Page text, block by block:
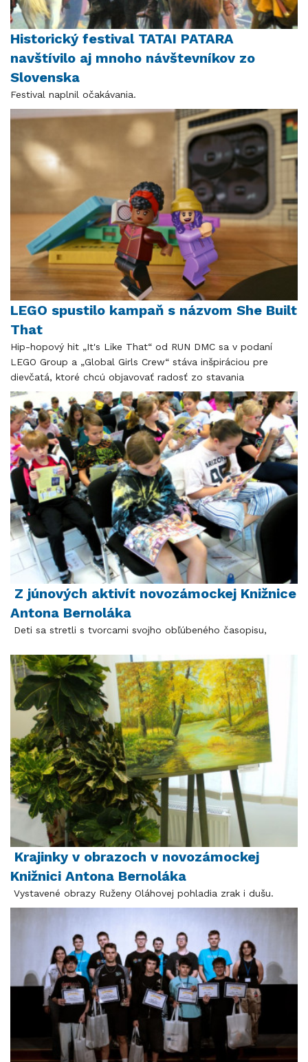
Historický festival TATAI PATARA
navštívilo aj mnoho návštevníkov zo
Slovenska
Festival naplnil očakávania.
LEGO spustilo kampaň s názvom She Built
That
Hip-hopový hit „It's Like That“ od RUN DMC sa v podaní
LEGO Group a „Global Girls Crew“ stáva inšpiráciou pre
dievčatá, ktoré chcú objavovať radosť zo stavania
Z júnových aktivít novozámockej Knižnice
Antona Bernoláka
Deti sa stretli s tvorcami svojho obľúbeného časopisu,
Krajinky v obrazoch v novozámockej
Knižnici Antona Bernoláka
Vystavené obrazy Ruženy Oláhovej pohladia zrak i dušu.